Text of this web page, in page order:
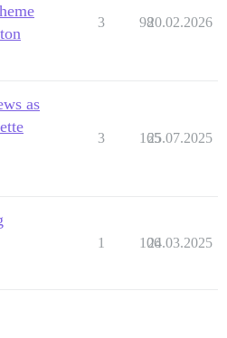
3 9820.02.2026
as
3 165
25.07.2025
1 106
24.03.2025